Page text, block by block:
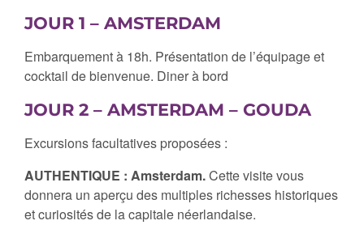
JOUR 1 – AMSTERDAM
Embarquement à 18h. Présentation de l’équipage et
cocktail de bienvenue. Diner à bord
JOUR 2 – AMSTERDAM – GOUDA
Excursions facultatives proposées :
AUTHENTIQUE : Amsterdam.Cette visite vous
donnera un aperçu des multiples richesses historiques
et curiosités de la capitale néerlandaise.